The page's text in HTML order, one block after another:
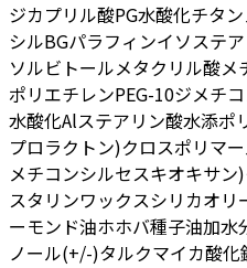
ジカプリル酸PG水酸化チタン
シルBGパラフィンイソステ
ソルビトールメタクリル酸メ
ポリエチレンPEG-10ジメチ
水酸化Alステアリン酸水添ポ
プロラクトン)クロスポリマー
メチコンシルセスキオキサン
スタリンワックスシリカオリ
ーモンド油ホホバ種子油加水
ノール(+/-)タルクマイカ酸化